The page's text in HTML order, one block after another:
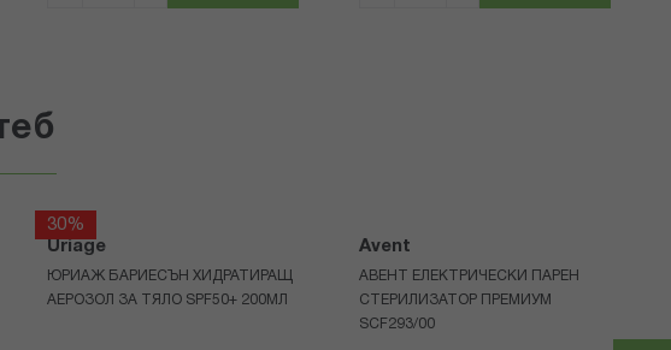
30%
Uriage
ЮРИАЖ БАРИЕСЪН ХИДРАТИРАЩ
АЕРОЗОЛ ЗА ТЯЛО SPF50+ 200МЛ
Avent
АВЕНТ ЕЛЕКТРИЧЕСКИ ПАРЕН
СТЕРИЛИЗАТОР ПРЕМИУМ
SCF293/00